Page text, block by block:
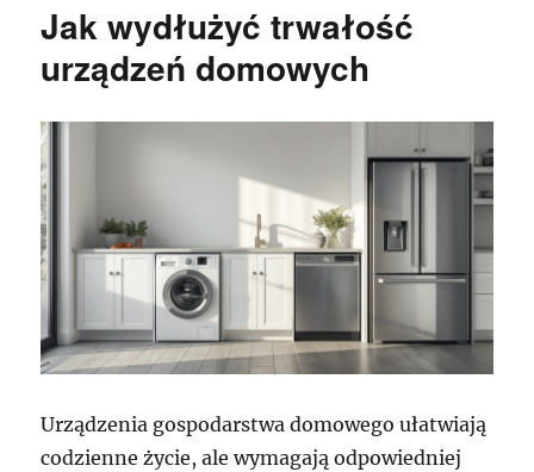
Jak wydłużyć trwałość
urządzeń domowych
Urządzenia gospodarstwa domowego ułatwiają
codzienne życie, ale wymagają odpowiedniej